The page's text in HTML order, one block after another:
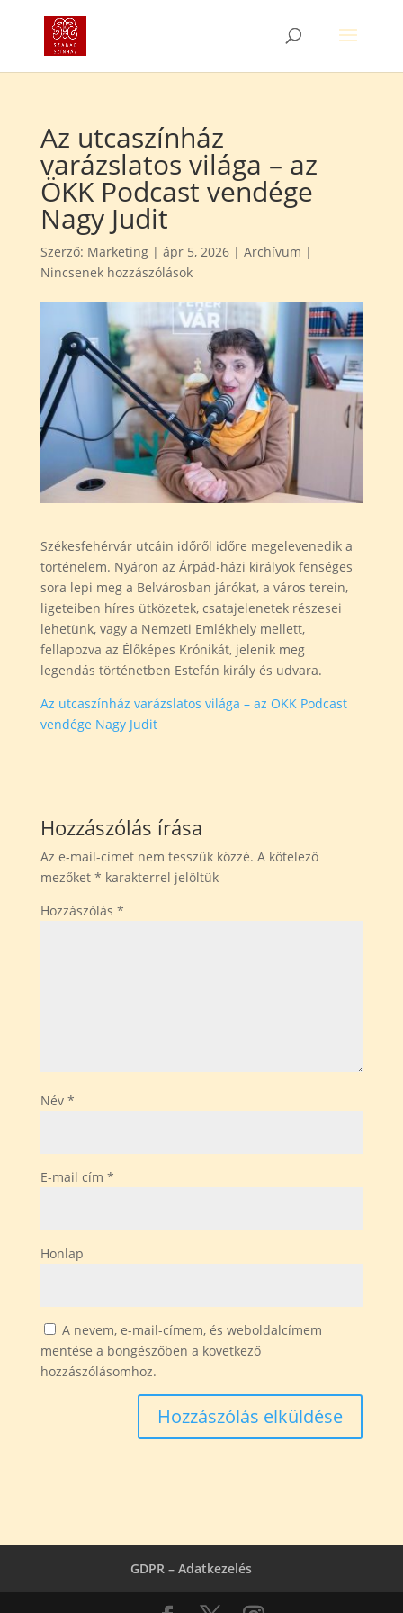
Az utcaszínház
varázslatos világa – az
ÖKK Podcast vendége
Nagy Judit
Szerző: Marketing| ápr 5, 2026| Archívum |
Nincsenek hozzászólások
Székesfehérvár utcáin időről időre megelevenedik a
történelem. Nyáron az Árpád-házi királyok fenséges
sora lepi meg a Belvárosban járókat, a város terein,
ligeteiben híres ütközetek, csatajelenetek részesei
lehetünk, vagy a Nemzeti Emlékhely mellett,
fellapozva az Élőképes Krónikát, jelenik meg
legendás történetben Estefán király és udvara.
Az utcaszínház varázslatos világa – az ÖKK Podcast
vendége Nagy Judit
Hozzászólás írása
Az e-mail-címet nem tesszük közzé. A kötelező
mezőket * karakterrel jelöltük
Hozzászólás *
Név *
E-mail cím *
Honlap
A nevem, e-mail-címem, és weboldalcímem
mentése a böngészőben a következő
hozzászólásomhoz.
GDPR – Adatkezelés